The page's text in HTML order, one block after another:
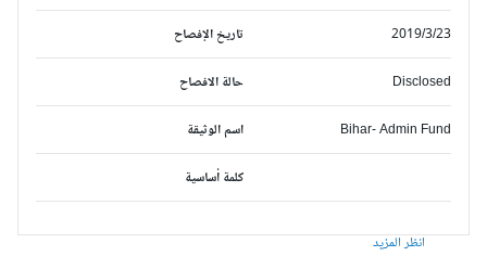
تاريخ الإفصاح 2019/3/23
حالة الافصاح Disclosed
اسم الوثيقة Bihar- Admin Fund
كلمة أساسية
انظر المزيد